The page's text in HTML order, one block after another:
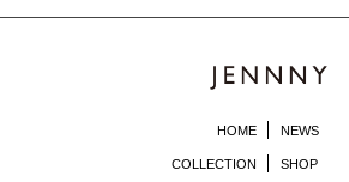
HOME NEWS
COLLECTION SHOP